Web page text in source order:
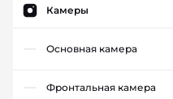
Камеры
Основная камера
Фронтальная камера